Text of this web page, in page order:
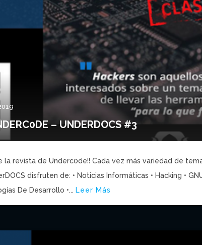
– UNDERDOCS #3
revista de Underc0de!! Cada vez más variedad de
disfruten de: • Noticias Informáticas • Hacking •
De Desarrollo •... Leer Más